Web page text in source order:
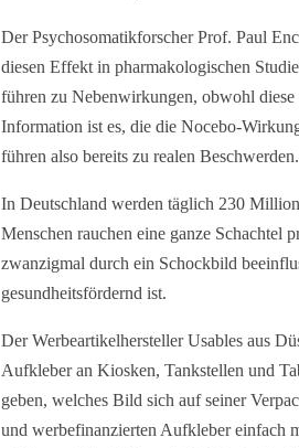
Der Psychosomatikforscher Prof. Paul
diesen Effekt in pharmakologischen
führen zu Nebenwirkungen, obwohl
Information ist es, die die Nocebo-
führen also bereits zu realen Beschwerden.
In Deutschland werden täglich 230
Menschen rauchen eine ganze Schachtel
zwanzigmal durch ein Schockbild
gesundheitsfördernd ist.
Der Werbeartikelhersteller Usables aus
Aufkleber an Kiosken, Tankstellen und
geben, welches Bild sich auf seiner
und werbefinanzierten Aufkleber einfach